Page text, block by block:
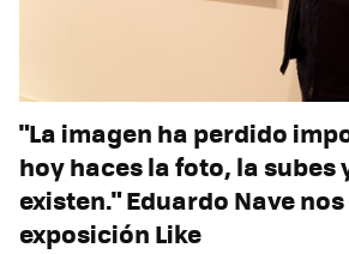
"La imagen ha perdido
hoy haces la foto, la subes
existen." Eduardo Nave
exposición Like